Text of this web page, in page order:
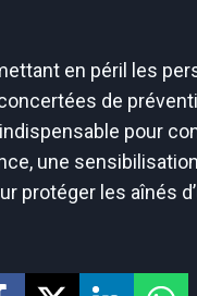
en péril les
de
pour
une
protéger les aînés